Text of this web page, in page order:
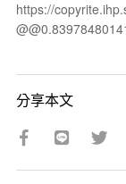
https://
分享本文